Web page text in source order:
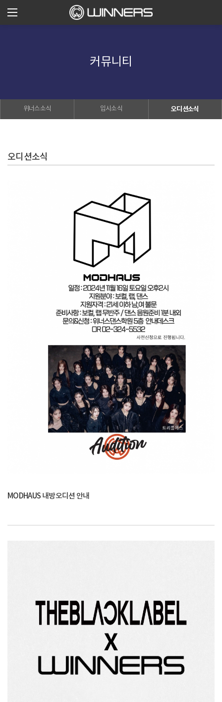
커뮤니티
위너스소식 입시소식 오디션소식
오디션소식
MODHAUS 내방오디션 안내